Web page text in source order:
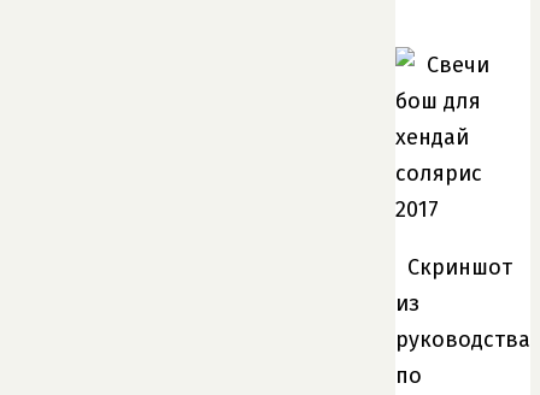
Скриншот
из
руководства
по